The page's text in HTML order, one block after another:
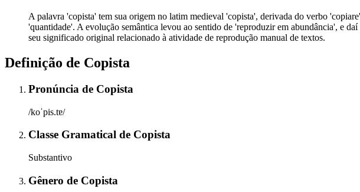
A palavra 'copista' tem sua origem no latim medieval 'copista', derivada do verbo
'quantidade'. A evolução semântica levou ao sentido de 'reproduzir em abundância', e
seu significado original relacionado à atividade de reprodução manual de textos.
Definição de Copista
Pronúncia de Copista
/koˈpis.tɐ/
Classe Gramatical de Copista
Substantivo
Gênero de Copista